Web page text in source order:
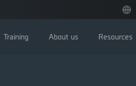
Training About us Resources